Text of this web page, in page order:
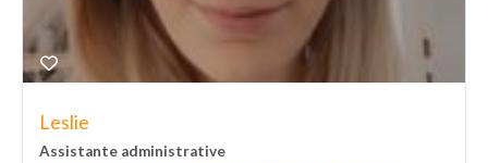
Leslie
Assistante administrative